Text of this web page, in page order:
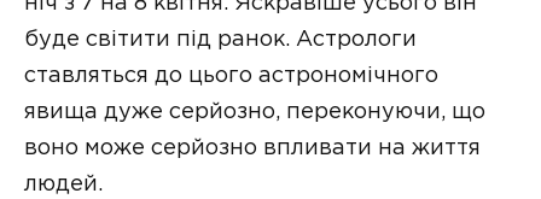
буде світити під ранок. Астрологи
ставляться до цього астрономічного
явища дуже серйозно, переконуючи, що
воно може серйозно впливати на життя
людей.